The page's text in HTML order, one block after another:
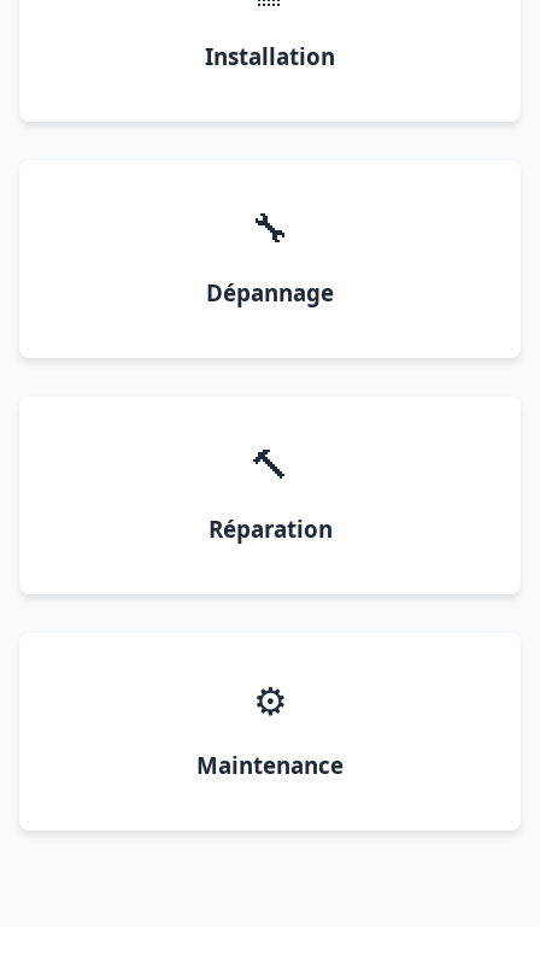
Installation
🔧
Dépannage
🔨
Réparation
⚙️
Maintenance